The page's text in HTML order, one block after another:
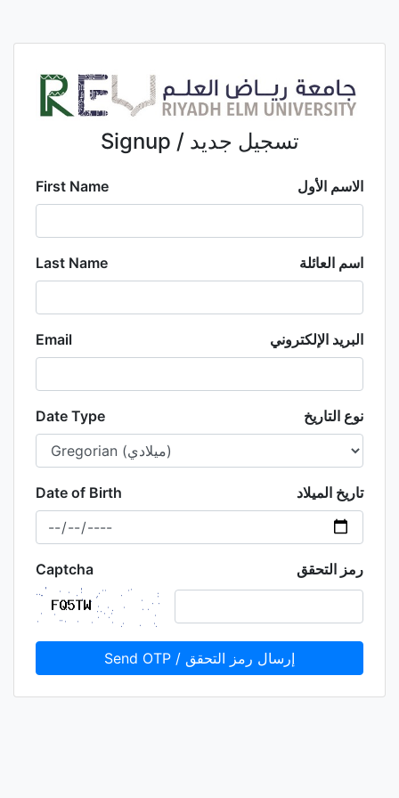
Signup / تسجيل جديد
First Name الاسم الأول
Last Name اسم العائلة
Email البريد الإلكتروني
Date Type نوع التاريخ
Date of Birth تاريخ الميلاد
Captcha رمز التحقق
Send OTP / إرسال رمز التحقق